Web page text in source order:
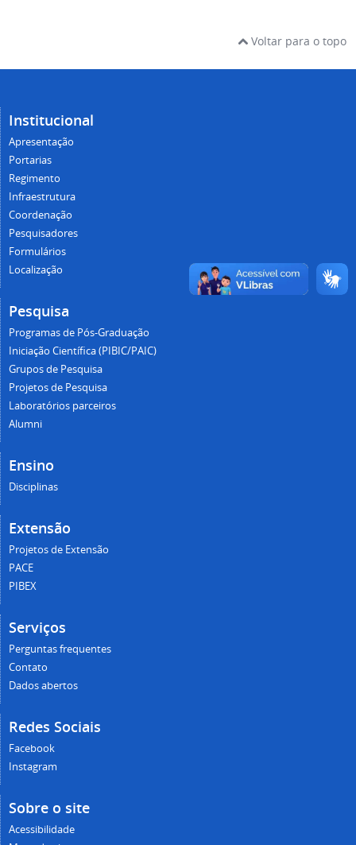
Voltar para o topo
Institucional
Apresentação
Portarias
Regimento
Infraestrutura
Coordenação
Pesquisadores
Formulários
Localização
Pesquisa
Programas de Pós-Graduação
Iniciação Científica (PIBIC/PAIC)
Grupos de Pesquisa
Projetos de Pesquisa
Laboratórios parceiros
Alumni
Ensino
Disciplinas
Extensão
Projetos de Extensão
PACE
PIBEX
Serviços
Perguntas frequentes
Contato
Dados abertos
Redes Sociais
Facebook
Instagram
Sobre o site
Acessibilidade